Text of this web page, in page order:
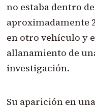
no estaba dentro
aproximadamente
en otro vehículo y
allanamiento de
investigación.
Su aparición en